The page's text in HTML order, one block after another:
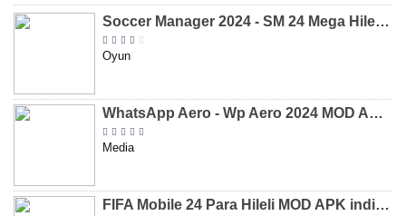
Soccer Manager 2024 - SM 24 Mega Hileli MOD APK indir [v3.0.0]
Oyun
WhatsApp Aero - Wp Aero 2024 MOD APK indir [v10.0.2]
Media
FIFA Mobile 24 Para Hileli MOD APK indir [v20.1.02]